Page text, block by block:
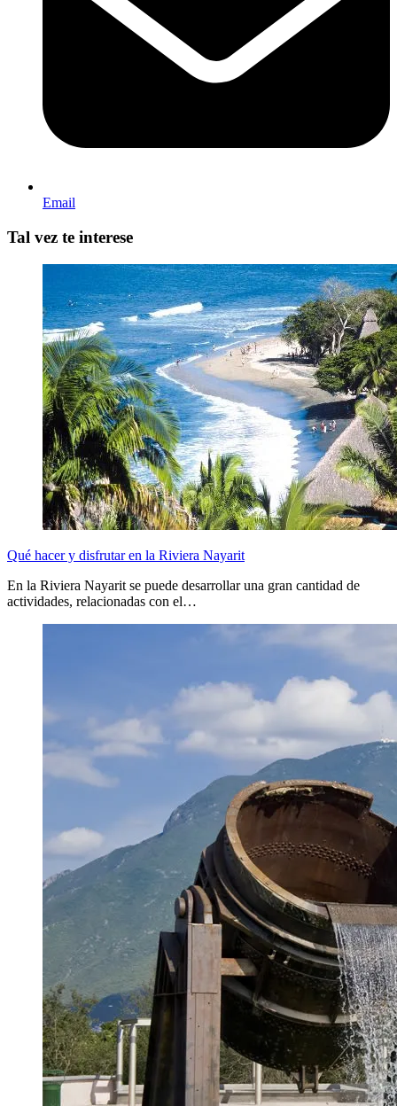
Email
Tal vez te interese
Qué hacer y disfrutar en la Riviera Nayarit
En la Riviera Nayarit se puede desarrollar una gran cantidad de
actividades, relacionadas con el…